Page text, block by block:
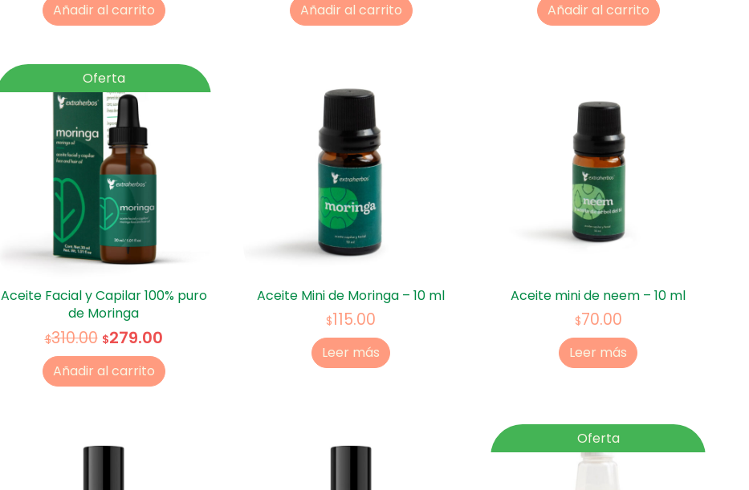
Añadir al carrito Añadir al carrito Añadir al carrito
Oferta
Aceite Facial y Capilar 100% puro
de Moringa
$310.00 $279.00
Añadir al carrito
Aceite Mini de Moringa – 10 ml
$115.00
Leer más
Aceite mini de neem – 10 ml
$70.00
Leer más
Oferta